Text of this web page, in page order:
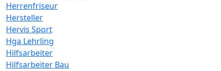
Herrenfriseur
Hersteller
Hervis Sport
Hga Lehrling
Hilfsarbeiter
Hilfsarbeiter Bau